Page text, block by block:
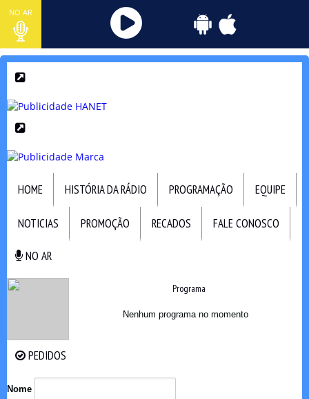
NO AR
HOME HISTÓRIA DA RÁDIO PROGRAMAÇÃO EQUIPE
NOTICIAS PROMOÇÃO RECADOS FALE CONOSCO
NO AR
Programa
Nenhum programa no momento
PEDIDOS
Nome